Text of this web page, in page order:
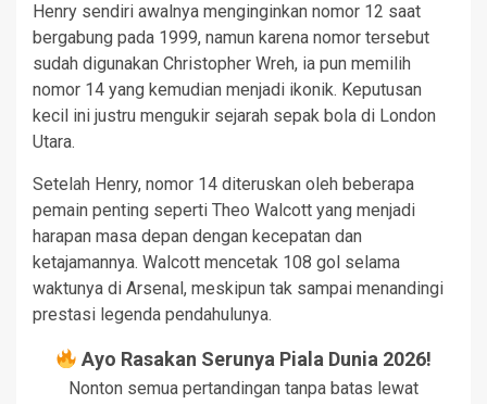
Henry sendiri awalnya menginginkan nomor 12 saat
bergabung pada 1999, namun karena nomor tersebut
sudah digunakan Christopher Wreh, ia pun memilih
nomor 14 yang kemudian menjadi ikonik. Keputusan
kecil ini justru mengukir sejarah sepak bola di London
Utara.
Setelah Henry, nomor 14 diteruskan oleh beberapa
pemain penting seperti Theo Walcott yang menjadi
harapan masa depan dengan kecepatan dan
ketajamannya. Walcott mencetak 108 gol selama
waktunya di Arsenal, meskipun tak sampai menandingi
prestasi legenda pendahulunya.
Ayo Rasakan Serunya Piala Dunia 2026!
Nonton semua pertandingan tanpa batas lewat